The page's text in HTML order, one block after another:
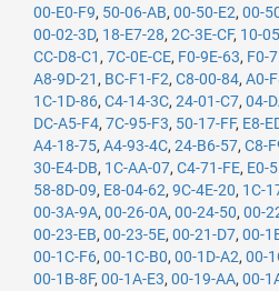
00-E0-F9, 50-06-AB, 00-50-E2, 00-
00-02-3D, 18-E7-28, 2C-3E-CF, 10-
CC-D8-C1 , 7C-0E-CE, F0-9E-63, F0-
A8-9D-21 , BC-F1-F2, C8-00-84, A0-
1C-1D-86, C4-14-3C, 24-01-C7, 04-
DC-A5-F4, 7C-95-F3, 50-17-FF, E8-
A4-18-75, A4-93-4C, 24-B6-57, C8-
30-E4-DB, 1C-AA-07, C4-71-FE, E0-
58-8D-09, E8-04-62, 9C-4E-20, 1C-
00-3A-9A, 00-26-0A, 00-24-50, 00-
00-23-EB, 00-23-5E, 00-21-D7, 00-
00-1C-F6, 00-1C-B0, 00-1D-A2, 00-
00-1B-8F, 00-1A-E3, 00-19-AA, 00-